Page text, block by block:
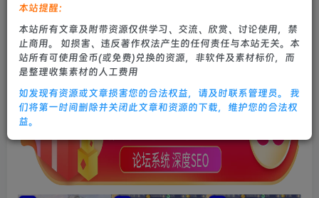
10个月前更新
0 641 32
本站提醒：
本站所有文章及附带资源仅供学习、交流、欣赏、讨论使用，禁
止商用。 如损害、违反著作权法产生的任何责任与本站无关。本
站所有可使用金币(或免费)兑换的资源，非软件及素材标价，而
是整理收集素材的人工费用
如发现有资源或文章损害您的合法权益，请及时联系管理员。 我
们将第一时间删除并关闭此文章和资源的下载，维护您的合法权
益。